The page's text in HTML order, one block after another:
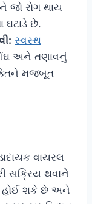
જો રોગ થાય
ઘટાડે છે.
સ્વસ્થ
અને તણાવનું
મજબૂત
વાયરલ
સક્રિય થવાને
હોઈ શકે છે અને